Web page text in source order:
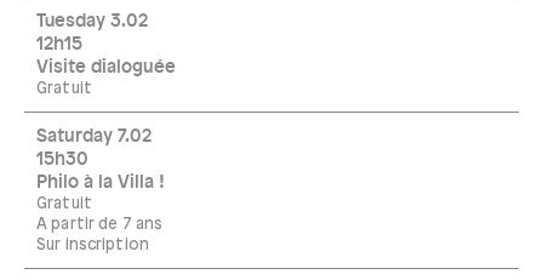
Tuesday 3.02
12h15
Visite dialoguée
Gratuit
Saturday 7.02
15h30
Philo à la Villa !
Gratuit
A partir de 7 ans
Sur inscription